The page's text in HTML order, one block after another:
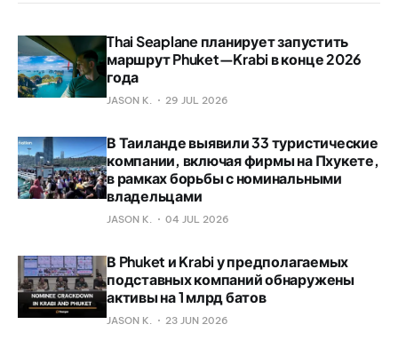
Thai Seaplane планирует запустить
маршрут Phuket—Krabi в конце 2026
года
JASON K. 29 JUL 2026
В Таиланде выявили 33 туристические
компании, включая фирмы на Пхукете,
в рамках борьбы с номинальными
владельцами
JASON K. 04 JUL 2026
В Phuket и Krabi у предполагаемых
подставных компаний обнаружены
активы на 1 млрд батов
JASON K. 23 JUN 2026